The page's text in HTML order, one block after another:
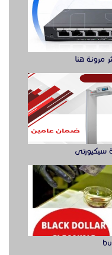
مرونة هنا
سيكيورتى